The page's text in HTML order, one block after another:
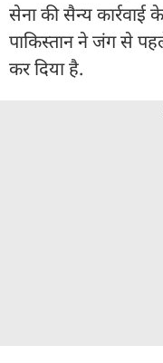
सेना की सैन्य
पाकिस्तान ने जंग से
कर दिया है.